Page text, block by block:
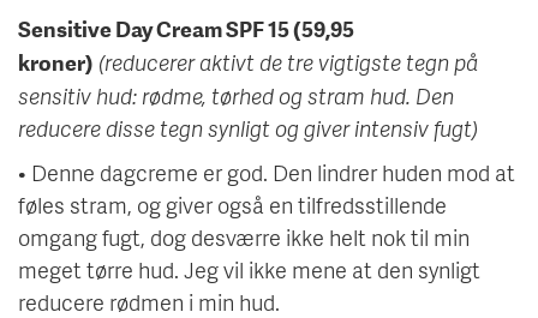
Sensitive Day Cream SPF 15 (59,95
kroner) (reducerer aktivt de tre vigtigste tegn på
sensitiv hud: rødme, tørhed og stram hud. Den
reducere disse tegn synligt og giver intensiv fugt)
• Denne dagcreme er god. Den lindrer huden mod at
føles stram, og giver også en tilfredsstillende
omgang fugt, dog desværre ikke helt nok til min
meget tørre hud. Jeg vil ikke mene at den synligt
reducere rødmen i min hud.